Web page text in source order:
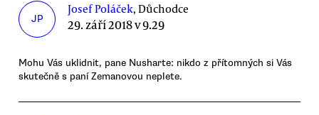
JP
Josef Poláček, Důchodce
29. září 2018 v 9.29
Mohu Vás uklidnit, pane Nusharte: nikdo z přítomných si Vás
skutečně s paní Zemanovou neplete.